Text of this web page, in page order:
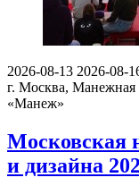
2026-08-13 2026-08-
г. Москва, Манежная
«Манеж»
Московская
и дизайна